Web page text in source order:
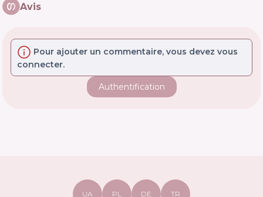
Avis
Pour ajouter un commentaire, vous devez vous
connecter.
Authentification
UA PL DE TR